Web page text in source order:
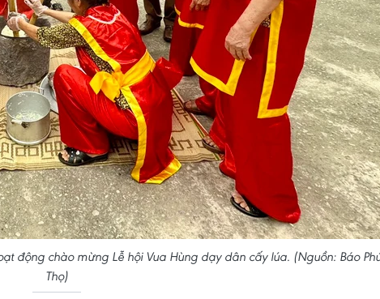
động chào mừng Lễ hội Vua Hùng dạy dân cấy lúa. (Nguồn: Báo
Thọ)